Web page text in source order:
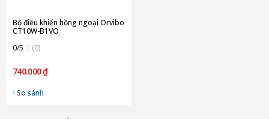
Bộ điều khiển hồng ngoại Orvibo
CT10W-B1VO
0/5
(0)
740.000 ₫
So sánh